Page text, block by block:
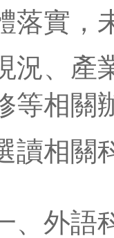
落實，
況、 產
等相關
讀相關
、外語